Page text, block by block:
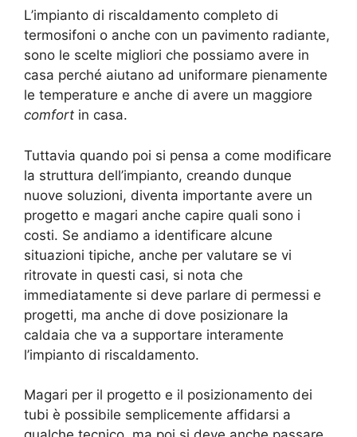
L’impianto di riscaldamento completo di
termosifoni o anche con un pavimento radiante,
sono le scelte migliori che possiamo avere in
casa perché aiutano ad uniformare pienamente
le temperature e anche di avere un maggiore
comfort in casa.
Tuttavia quando poi si pensa a come modificare
la struttura dell’impianto, creando dunque
nuove soluzioni, diventa importante avere un
progetto e magari anche capire quali sono i
costi. Se andiamo a identificare alcune
situazioni tipiche, anche per valutare se vi
ritrovate in questi casi, si nota che
immediatamente si deve parlare di permessi e
progetti, ma anche di dove posizionare la
caldaia che va a supportare interamente
l’impianto di riscaldamento.
Magari per il progetto e il posizionamento dei
tubi è possibile semplicemente affidarsi a